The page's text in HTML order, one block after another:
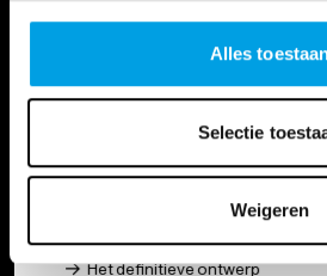
Alles
Selectie
Weigeren
MEER OVER
Het definitieve ontwerp